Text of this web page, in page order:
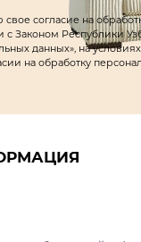
согласие на
с Законом Республики
данных», на
на обработку